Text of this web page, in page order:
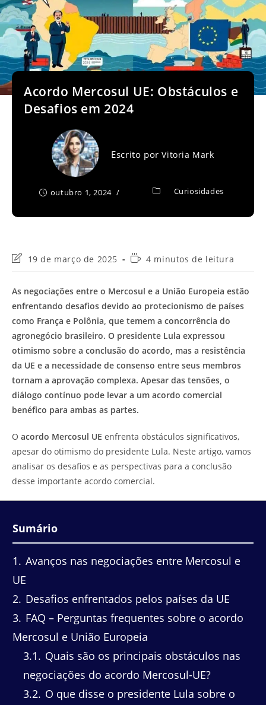
Acordo Mercosul UE: Obstáculos e
Desafios em 2024
Escrito porVitoria Mark
outubro 1, 2024 Curiosidades
Última
post:
19 de março de 2025
Tempo4 minutos de leitura
As negociações entre o Mercosul e a União Europeia estão
enfrentando desafios devido ao protecionismo de países
como França e Polônia, que temem a concorrência do
agronegócio brasileiro. O presidente Lula expressou
otimismo sobre a conclusão do acordo, mas a resistência
da UE e a necessidade de consenso entre seus membros
tornam a aprovação complexa. Apesar das tensões, o
diálogo contínuo pode levar a um acordo comercial
benéfico para ambas as partes.
O acordo Mercosul UE enfrenta obstáculos significativos,
apesar do otimismo do presidente Lula. Neste artigo, vamos
analisar os desafios e as perspectivas para a conclusão
desse importante acordo comercial.
Sumário
1
Avanços nas negociações entre Mercosul e
UE
2 Desafios enfrentados pelos países da UE
3 FAQ – Perguntas frequentes sobre o acordo
Mercosul e União Europeia
3.1
Quais são os principais obstáculos nas
negociações do acordo Mercosul-UE?
3.2 O que disse o presidente Lula sobre o